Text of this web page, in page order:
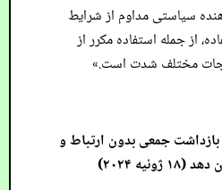
سیاستی مداوم از شرایط
از جمله استفاده مکرر از
مختلف شدت است.»
بازداشت جمعی بدون ارتباط و
دهد(۱۸ ژوئیه ۲۰۲۴)